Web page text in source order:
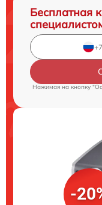
Бесплатная
Нажимая на кнопку
-